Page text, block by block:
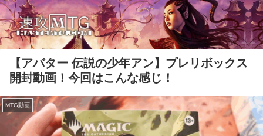
【アバター 伝説の少年アン】プレリボックス
開封動画！今回はこんな感じ！
MTG動画